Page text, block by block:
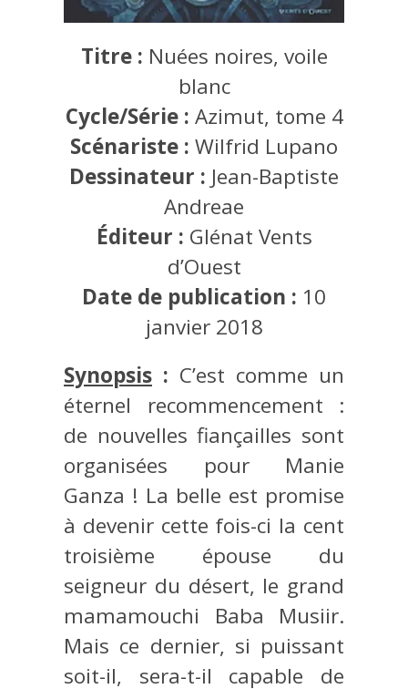
Titre : Nuées noires, voile
blanc
Cycle/Série : Azimut, tome 4
Scénariste : Wilfrid Lupano
Dessinateur : Jean-Baptiste
Andreae
Éditeur : Glénat Vents
d’Ouest
Date de publication : 10
janvier 2018
Synopsis : C’est comme un
éternel recommencement :
de nouvelles fiançailles sont
organisées pour Manie
Ganza ! La belle est promise
à devenir cette fois-ci la cent
troisième épouse du
seigneur du désert, le grand
mamamouchi Baba Musiir.
Mais ce dernier, si puissant
soit-il, sera-t-il capable de